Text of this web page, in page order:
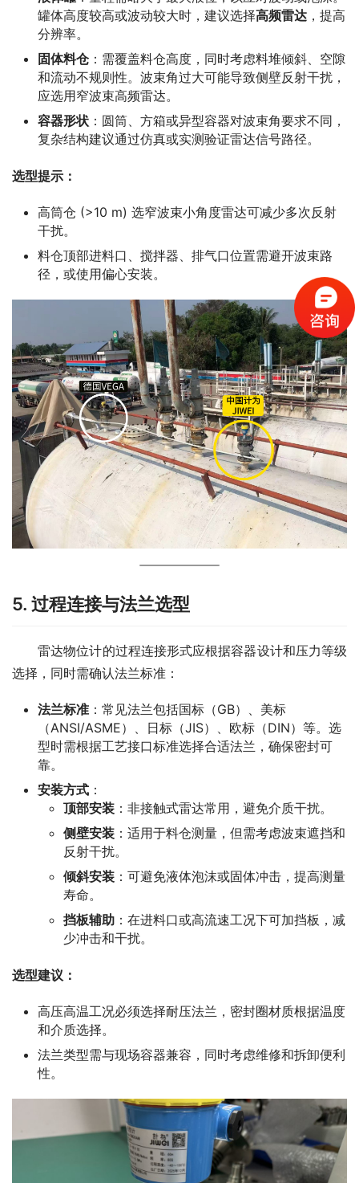
罐体高度较高或波动较大时，建议选择高频雷达 ，提高
分辨率。
固体料仓 ：需覆盖料仓高度，同时考虑料堆倾斜、空隙
和流动不规则性。波束角过大可能导致侧壁反射干扰，
应选用窄波束高频雷达。
容器形状 ：圆筒、方箱或异型容器对波束角要求不同，
复杂结构建议通过仿真或实测验证雷达信号路径。
选型提示：
高筒仓 (>10 m) 选窄波束小角度雷达可减少多次反射
干扰。
料仓顶部进料口、搅拌器、排气口位置需避开波束路
径，或使用偏心安装。
5. 过程连接与法兰选型
雷达物位计的过程连接形式应根据容器设计和压力等级
选择，同时需确认法兰标准：
法兰标准 ：常见法兰包括国标（GB）、美标
（ANSI/ASME）、日标（JIS）、欧标（DIN）等。选
型时需根据工艺接口标准选择合适法兰，确保密封可
靠。
安装方式 ：
顶部安装 ：非接触式雷达常用，避免介质干扰。
侧壁安装 ：适用于料仓测量，但需考虑波束遮挡和
反射干扰。
倾斜安装 ：可避免液体泡沫或固体冲击，提高测量
寿命。
挡板辅助 ：在进料口或高流速工况下可加挡板，减
少冲击和干扰。
选型建议：
高压高温工况必须选择耐压法兰，密封圈材质根据温度
和介质选择。
法兰类型需与现场容器兼容，同时考虑维修和拆卸便利
性。